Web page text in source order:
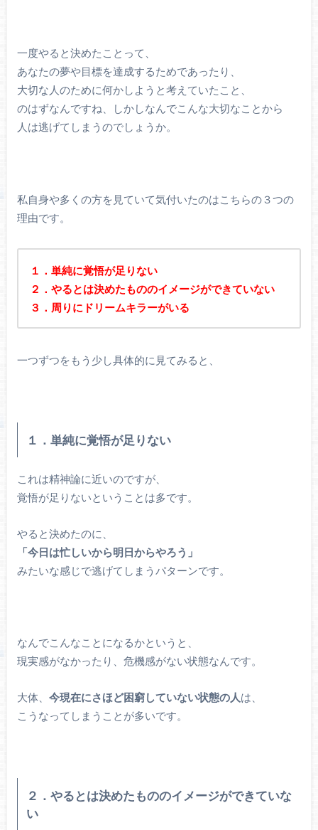
一度やると決めたことって、
あなたの夢や目標を達成するためであったり、
大切な人のために何かしようと考えていたこと、
のはずなんですね、しかしなんでこんな大切なことから
人は逃げてしまうのでしょうか。
私自身や多くの方を見ていて気付いたのはこちらの３つの
理由です。
１．単純に覚悟が足りない
２．やるとは決めたもののイメージができていない
３．周りにドリームキラーがいる
一つずつをもう少し具体的に見てみると、
１．単純に覚悟が足りない
これは精神論に近いのですが、
覚悟が足りないということは多です。
やると決めたのに、
「今日は忙しいから明日からやろう」
みたいな感じで逃げてしまうパターンです。
なんでこんなことになるかというと、
現実感がなかったり、危機感がない状態なんです。
大体、 今現在にさほど困窮していない状態の人 は、
こうなってしまうことが多いです。
２．やるとは決めたもののイメージができていな
い